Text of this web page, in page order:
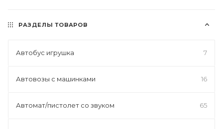
РАЗДЕЛЫ ТОВАРОВ
Автобус игрушка 7
Автовозы с машинками 16
Автомат/пистолет со звуком 65